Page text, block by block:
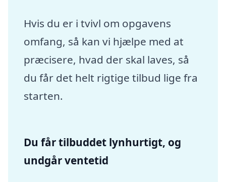
Hvis du er i tvivl om opgavens
omfang, så kan vi hjælpe med at
præcisere, hvad der skal laves, så
du får det helt rigtige tilbud lige fra
starten.
Du får tilbuddet lynhurtigt, og
undgår ventetid